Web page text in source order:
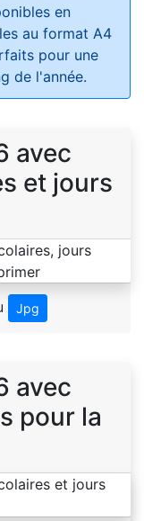
en
au format A4
pour une
de l'année.
avec
et jours
Jpg
avec
pour la